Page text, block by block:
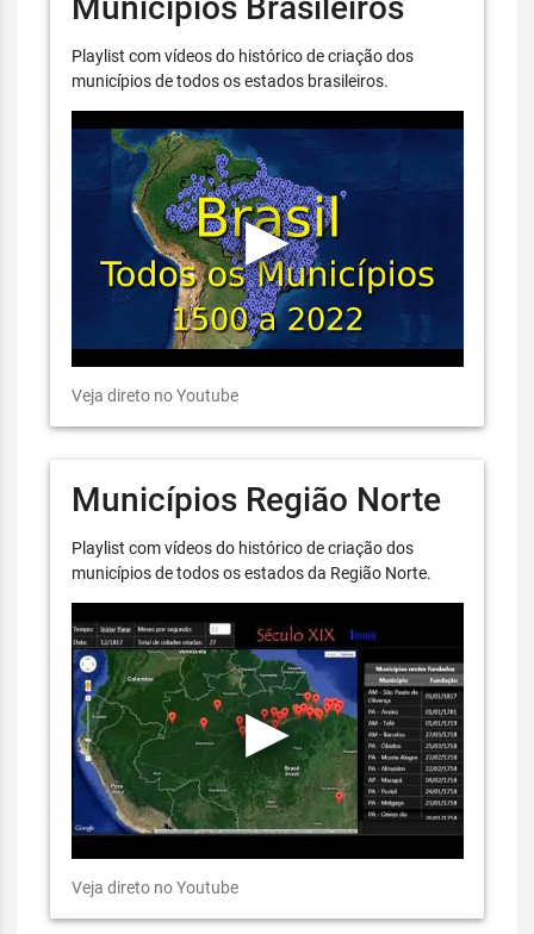
Municípios Brasileiros
Playlist com vídeos do histórico de criação dos
municípios de todos os estados brasileiros.
Veja direto no Youtube
Municípios Região Norte
Playlist com vídeos do histórico de criação dos
municípios de todos os estados da Região Norte.
Veja direto no Youtube